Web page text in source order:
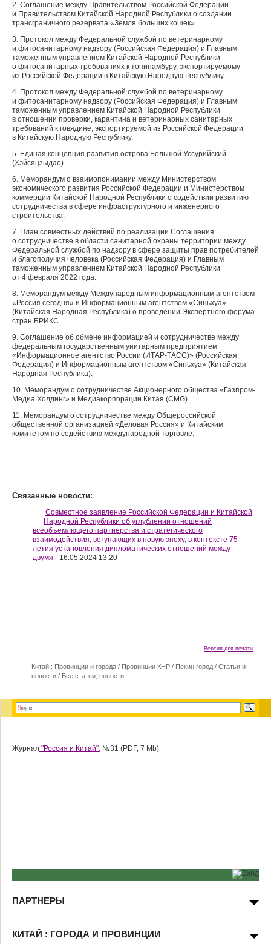
2. Соглашение между Правительством Российской Федерации
и Правительством Китайской Народной Республики о создании
трансграничного резервата «Земля больших кошек».
3. Протокол между Федеральной службой по ветеринарному
и фитосанитарному надзору (Российская Федерация) и Главным
таможенным управлением Китайской Народной Республики
о фитосанитарных требованиях к топинамбуру, экспортируемому
из Российской Федерации в Китайскую Народную Республику.
4. Протокол между Федеральной службой по ветеринарному
и фитосанитарному надзору (Российская Федерация) и Главным
таможенным управлением Китайской Народной Республики
в отношении проверки, карантина и ветеринарных санитарных
требований к говядине, экспортируемой из Российской Федерации
в Китайскую Народную Республику.
5. Единая концепция развития острова Большой Уссурийский
(Хэйсяцзыдао).
6. Меморандум о взаимопонимании между Министерством
экономического развития Российской Федерации и Министерством
коммерции Китайской Народной Республики о содействии развитию
сотрудничества в сфере инфраструктурного и инженерного
строительства.
7. План совместных действий по реализации Соглашения
о сотрудничестве в области санитарной охраны территории между
Федеральной службой по надзору в сфере защиты прав потребителей
и благополучия человека (Российская Федерация) и Главным
таможенным управлением Китайской Народной Республики
от 4 февраля 2022 года.
8. Меморандум между Международным информационным агентством
«Россия сегодня» и Информационным агентством «Синьхуа»
(Китайская Народная Республика) о проведении Экспертного форума
стран БРИКС.
9. Соглашение об обмене информацией и сотрудничестве между
федеральным государственным унитарным предприятием
«Информационное агентство России (ИТАР-ТАСС)» (Российская
Федерация) и Информационным агентством «Синьхуа» (Китайская
Народная Республика).
10. Меморандум о сотрудничестве Акционерного общества «Газпром-
Медиа Холдинг» и Медиакорпорации Китая (CMG).
11. Меморандум о сотрудничестве между Общероссийской
общественной организацией «Деловая Россия» и Китайским
комитетом по содействию международной торговле.
Связанные новости:
Совместное заявление Российской Федерации и Китайской
Народной Республики об углублении отношений
всеобъемлющего партнерства и стратегического
взаимодействия, вступающих в новую эпоху, в контексте 75-
летия установления дипломатических отношений между
двумя - 16.05.2024 13:20
Версия для печати
Китай : Провинции и города / Провинции КНР / Пекин город / Статьи и
новости / Все статьи, новости
Журнал "Россия и Китай", №31 (PDF, 7 Mb)
ПАРТНЕРЫ
КИТАЙ : ГОРОДА И ПРОВИНЦИИ